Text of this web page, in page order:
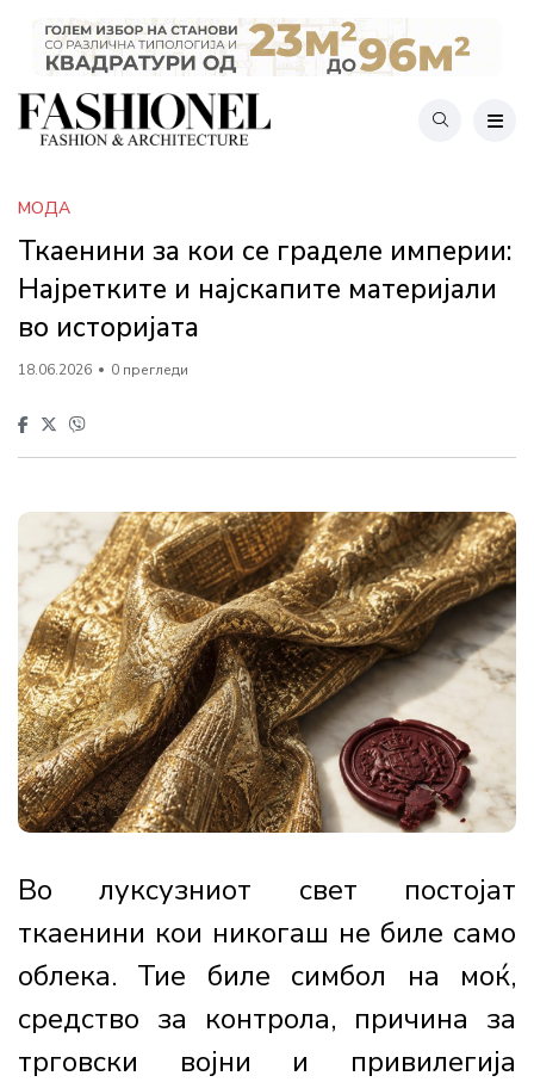
МОДА
Ткаенини за кои се граделе империи:
Најретките и најскапите материјали
во историјата
18.06.2026 0 прегледи
Во луксузниот свет постојат
ткаенини кои никогаш не биле само
облека. Тие биле симбол на моќ,
средство за контрола, причина за
трговски војни и привилегија